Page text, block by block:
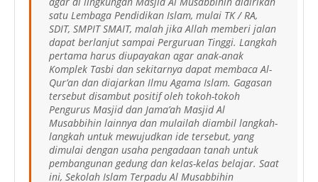
satu Lembaga Pendidikan Islam, mulai TK / RA,
SDIT, SMPIT SMAIT, malah jika Allah memberi jalan
dapat berlanjut sampai Perguruan Tinggi. Langkah
pertama harus diupayakan agar anak-anak
Komplek Tasbi dan sekitarnya dapat membaca Al-
Qur’an dan diajarkan Ilmu Agama Islam. Gagasan
tersebut disambut positif oleh tokoh-tokoh
Pengurus Masjid dan Jama’ah Masjid Al
Musabbihin lainnya dan mulailah diambil langkah-
langkah untuk mewujudkan ide tersebut, yang
dimulai dengan usaha pengadaan tanah untuk
pembangunan gedung dan kelas-kelas belajar. Saat
ini, Sekolah Islam Terpadu Al Musabbihin